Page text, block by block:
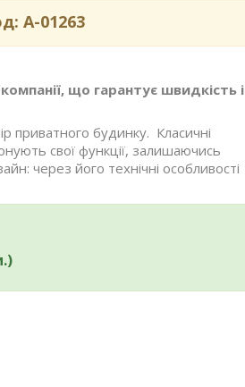
А-01263
що гарантує швидкість і
приватного будинку. Класичні
свої функції, залишаючись
через його технічні особливості